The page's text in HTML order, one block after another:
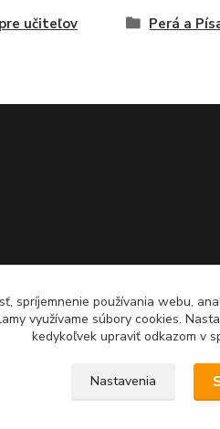
učiteľov Perá a
spríjemnenie používania webu,
využívame súbory cookies.
kedykoľvek upraviť odkazom v
Nastavenia